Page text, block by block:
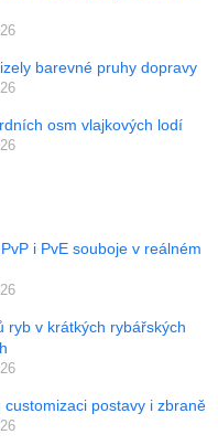
barevné pruhy dopravy
osm vlajkových lodí
i PvE souboje v reálném
ryb v krátkých rybářských
postavy i zbraně